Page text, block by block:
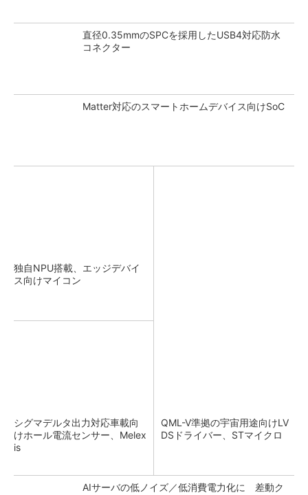
直径0.35mmのSPCを採用したUSB4対応防水
コネクター
Matter対応のスマートホームデバイス向けSoC
独自NPU搭載、エッジデバイ
ス向けマイコン
シグマデルタ出力対応車載向
けホール電流センサー、Melex
is
QML-V準拠の宇宙用途向けLV
DSドライバー、STマイクロ
AIサーバの低ノイズ／低消費電力化に 差動ク